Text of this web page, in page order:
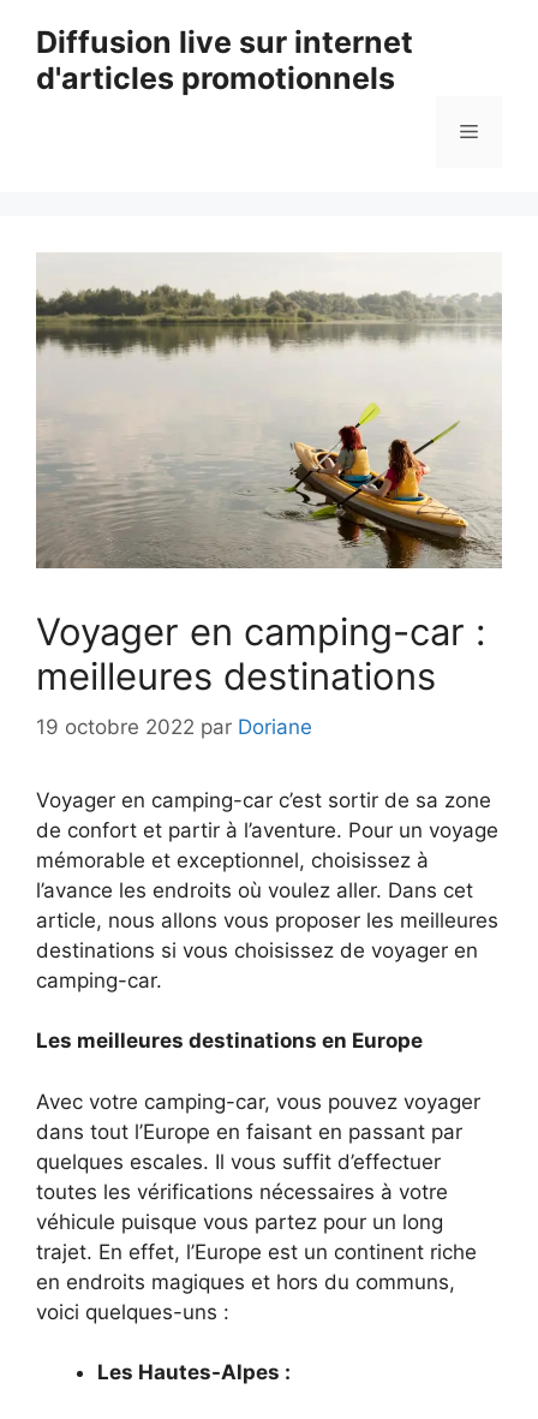
contenu
Diffusion live sur internet
d'articles promotionnels
Menu
Voyager en camping-car :
meilleures destinations
19 octobre 2022 par Doriane
Voyager en camping-car c’est sortir de sa zone
de confort et partir à l’aventure. Pour un voyage
mémorable et exceptionnel, choisissez à
l’avance les endroits où voulez aller. Dans cet
article, nous allons vous proposer les meilleures
destinations si vous choisissez de voyager en
camping-car.
Les meilleures destinations en Europe
Avec votre camping-car, vous pouvez voyager
dans tout l’Europe en faisant en passant par
quelques escales. Il vous suffit d’effectuer
toutes les vérifications nécessaires à votre
véhicule puisque vous partez pour un long
trajet. En effet, l’Europe est un continent riche
en endroits magiques et hors du communs,
voici quelques-uns :
Les Hautes-Alpes :